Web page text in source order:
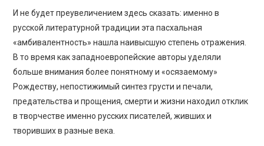
И не будет преувеличением здесь сказать: именно в
русской литературной традиции эта пасхальная
«амбивалентность» нашла наивысшую степень отражения.
В то время как западноевропейские авторы уделяли
больше внимания более понятному и «осязаемому»
Рождеству, непостижимый синтез грусти и печали,
предательства и прощения, смерти и жизни находил отклик
в творчестве именно русских писателей, живших и
творивших в разные века.